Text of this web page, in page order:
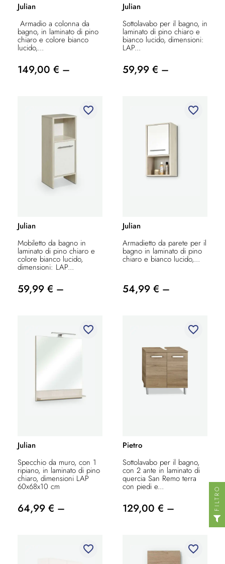
Julian
Armadio a colonna da
bagno, in laminato di pino
chiaro e colore bianco
lucido,...
149,00 € –
Julian
Sottolavabo per il bagno, in
laminato di pino chiaro e
bianco lucido, dimensioni:
LAP...
59,99 € –
favorite_border
Julian
Mobiletto da bagno in
laminato di pino chiaro e
colore bianco lucido,
dimensioni: LAP...
59,99 € –
favorite_border
Julian
Armadietto da parete per il
bagno in laminato di pino
chiaro e bianco lucido,...
54,99 € –
favorite_border
Julian
Specchio da muro, con 1
ripiano, in laminato di pino
chiaro, dimensioni LAP
60x68x10 cm
64,99 € –
favorite_border
Pietro
Sottolavabo per il bagno,
con 2 ante in laminato di
quercia San Remo terra
con piedi e...
129,00 € –
favorite_border favorite_border
FILTRO